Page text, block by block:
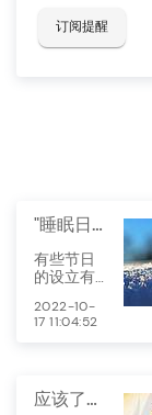
订阅提醒
"睡眠日""微笑日"这些冷门节日，知道几个？
有些节日
的设立有
意义，但
是我们却
和整理了
2022-10-
17 11:04:52
应该了解的2022卡塔尔世界杯举办地的国家体育节